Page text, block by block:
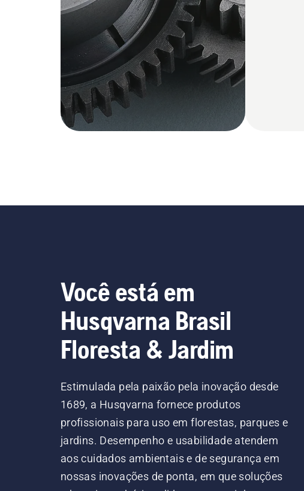
Você está em
Husqvarna Brasil
Floresta & Jardim
Estimulada pela paixão pela inovação desde
1689, a Husqvarna fornece produtos
profissionais para uso em florestas, parques e
jardins. Desempenho e usabilidade atendem
aos cuidados ambientais e de segurança em
nossas inovações de ponta, em que soluções